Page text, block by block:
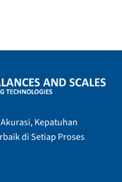
Kepatuhan
di Setiap Proses